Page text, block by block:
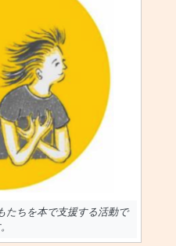
たちを本で支援する活動で